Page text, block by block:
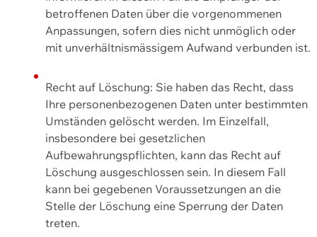
betroffenen Daten über die vorgenommenen
Anpassungen, sofern dies nicht unmöglich oder
mit unverhältnismässigem Aufwand verbunden ist.
Recht auf Löschung: Sie haben das Recht, dass
Ihre personenbezogenen Daten unter bestimmten
Umständen gelöscht werden. Im Einzelfall,
insbesondere bei gesetzlichen
Aufbewahrungspflichten, kann das Recht auf
Löschung ausgeschlossen sein. In diesem Fall
kann bei gegebenen Voraussetzungen an die
Stelle der Löschung eine Sperrung der Daten
treten.